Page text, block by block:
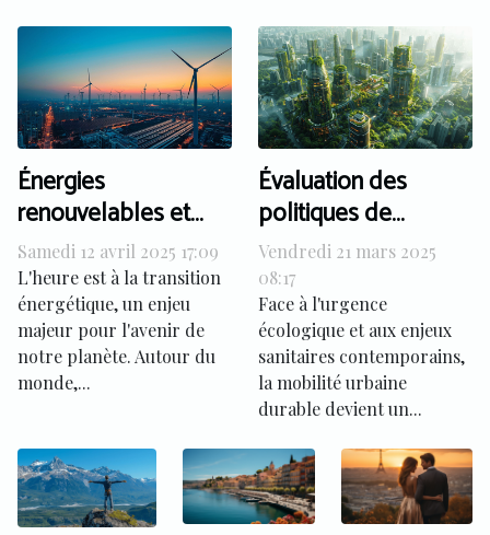
Énergies
renouvelables et
transition
énergétique quels
pays sont en tête
Samedi 12 avril 2025 17:09
L'heure est à la transition
énergétique, un enjeu
majeur pour l'avenir de
notre planète. Autour du
monde,...
Évaluation des
politiques de
mobilité urbaine
durable dans les
grandes métropoles
Vendredi 21 mars 2025
08:17
Face à l'urgence
écologique et aux enjeux
sanitaires contemporains,
la mobilité urbaine
durable devient un...